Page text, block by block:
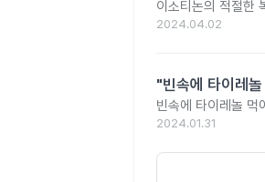
이소티논의 적절한
2024.04.02
"빈속에 타이레
빈속에 타이레놀 먹
2024.01.31